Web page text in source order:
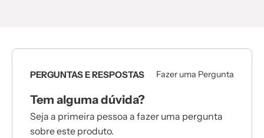
PERGUNTAS E RESPOSTAS Fazer uma Pergunta
Tem alguma dúvida?
Seja a primeira pessoa a fazer uma pergunta
sobre este produto.